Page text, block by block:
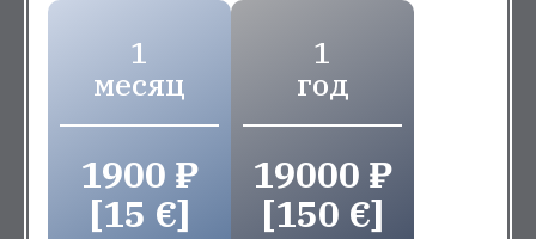
1
месяц
1900 ₽
[15 €]
1
год
19000 ₽
[150 €]